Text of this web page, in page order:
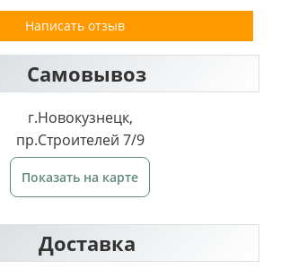
Написать отзыв
Самовывоз
г.Новокузнецк,
пр.Строителей 7/9
Показать на карте
Доставка